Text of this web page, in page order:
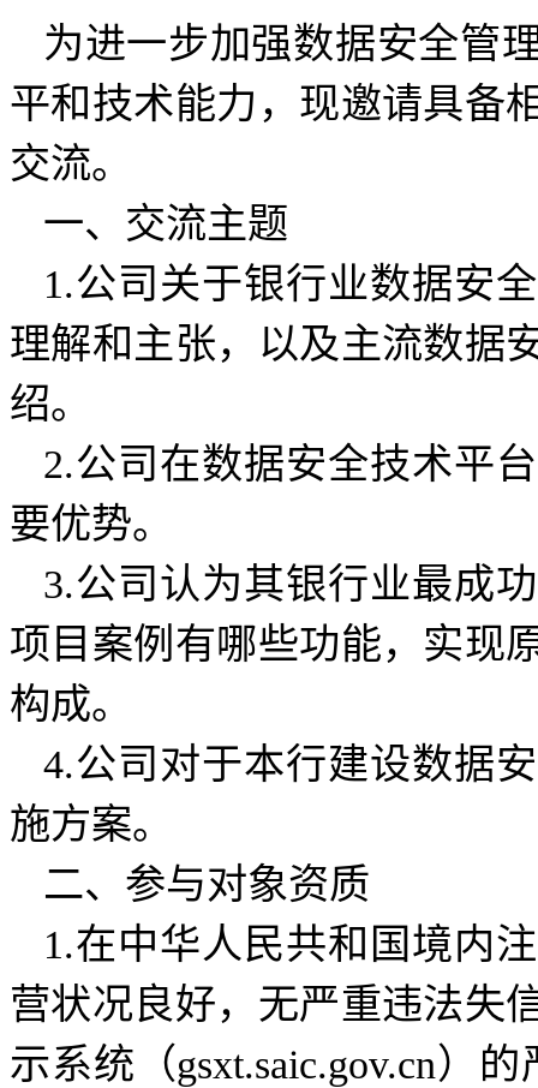
为进一步加强数据安全管
平和技术能力，现邀请具备
交流。
一、交流主题
1.公司关于银行业数据安
理解和主张，以及主流数据
绍。
2.公司在数据安全技术平
要优势。
3.公司认为其银行业最成
项目案例有哪些功能，实现
构成。
4.公司对于本行建设数据
施方案。
二、参与对象资质
1.在中华人民共和国境内
营状况良好，无严重违法失
示系统（gsxt.saic.gov.cn）